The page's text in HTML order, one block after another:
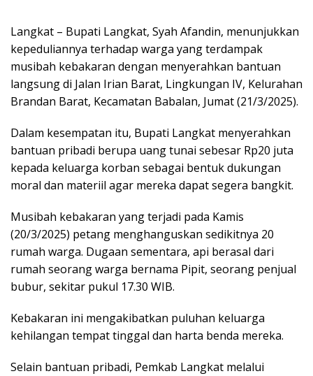
Langkat – Bupati Langkat, Syah Afandin, menunjukkan
kepeduliannya terhadap warga yang terdampak
musibah kebakaran dengan menyerahkan bantuan
langsung di Jalan Irian Barat, Lingkungan IV, Kelurahan
Brandan Barat, Kecamatan Babalan, Jumat (21/3/2025).
Dalam kesempatan itu, Bupati Langkat menyerahkan
bantuan pribadi berupa uang tunai sebesar Rp20 juta
kepada keluarga korban sebagai bentuk dukungan
moral dan materiil agar mereka dapat segera bangkit.
Musibah kebakaran yang terjadi pada Kamis
(20/3/2025) petang menghanguskan sedikitnya 20
rumah warga. Dugaan sementara, api berasal dari
rumah seorang warga bernama Pipit, seorang penjual
bubur, sekitar pukul 17.30 WIB.
Kebakaran ini mengakibatkan puluhan keluarga
kehilangan tempat tinggal dan harta benda mereka.
Selain bantuan pribadi, Pemkab Langkat melalui